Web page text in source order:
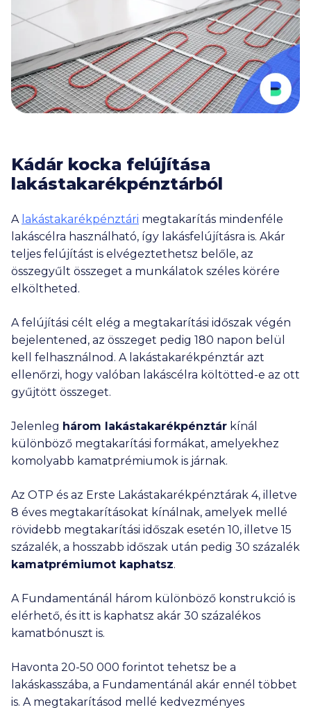
Kádár kocka felújítása
lakástakarékpénztárból
A lakástakarékpénztári megtakarítás mindenféle
lakáscélra használható, így lakásfelújításra is. Akár
teljes felújítást is elvégeztethetsz belőle, az
összegyűlt összeget a munkálatok széles körére
elköltheted.
A felújítási célt elég a megtakarítási időszak végén
bejelentened, az összeget pedig 180 napon belül
kell felhasználnod. A lakástakarékpénztár azt
ellenőrzi, hogy valóban lakáscélra költötted-e az ott
gyűjtött összeget.
Jelenleg három lakástakarékpénztár kínál
különböző megtakarítási formákat, amelyekhez
komolyabb kamatprémiumok is járnak.
Az OTP és az Erste Lakástakarékpénztárak 4, illetve
8 éves megtakarításokat kínálnak, amelyek mellé
rövidebb megtakarítási időszak esetén 10, illetve 15
százalék, a hosszabb időszak után pedig 30 százalék
kamatprémiumot kaphatsz.
A Fundamentánál három különböző konstrukció is
elérhető, és itt is kaphatsz akár 30 százalékos
kamatbónuszt is.
Havonta 20-50 000 forintot tehetsz be a
lakáskasszába, a Fundamentánál akár ennél többet
is. A megtakarításod mellé kedvezményes